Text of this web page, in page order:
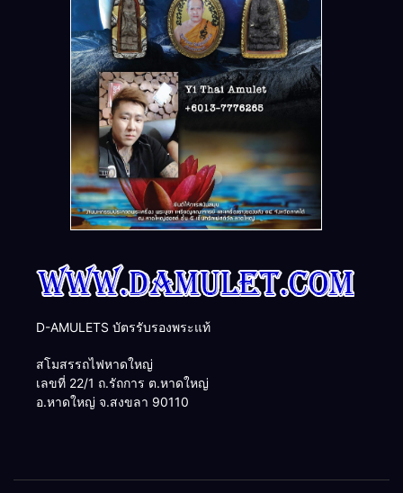
D-AMULETS บัตรรับรองพระแท้
สโมสรรถไฟหาดใหญ่
เลขที่ 22/1 ถ.รัถการ ต.หาดใหญ่
อ.หาดใหญ่ จ.สงขลา 90110